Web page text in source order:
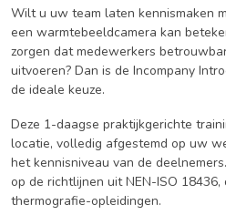
Wilt u uw team laten kennismaken
een warmtebeeldcamera kan
zorgen dat medewerkers
uitvoeren? Dan is de Incompany
de ideale keuze.
Deze 1-daagse praktijkgerichte
locatie, volledig afgestemd op uw
het kennisniveau van de
op de richtlijnen uit NEN-ISO
thermografie-opleidingen.